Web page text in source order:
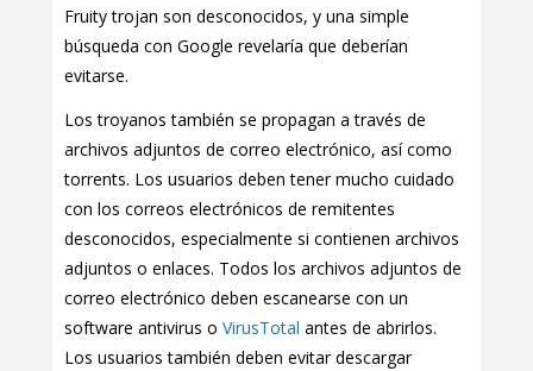
Fruity trojan son desconocidos, y una simple
búsqueda con Google revelaría que deberían
evitarse.
Los troyanos también se propagan a través de
archivos adjuntos de correo electrónico, así como
torrents. Los usuarios deben tener mucho cuidado
con los correos electrónicos de remitentes
desconocidos, especialmente si contienen archivos
adjuntos o enlaces. Todos los archivos adjuntos de
correo electrónico deben escanearse con un
software antivirus o VirusTotal antes de abrirlos.
Los usuarios también deben evitar descargar